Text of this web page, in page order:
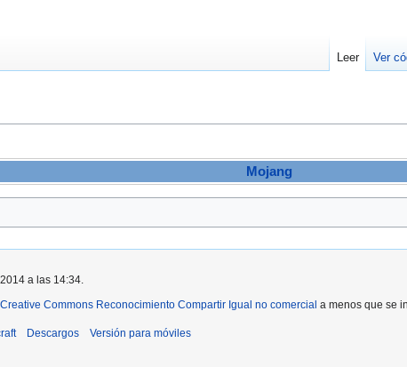
Mojang
Leer Ver
a las 14:34.
Creative Commons Reconocimiento Compartir Igual no comercial a menos que se
Descargos Versión para móviles